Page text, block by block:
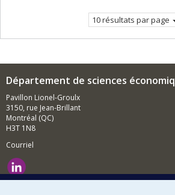
10 résultats par page
Département de sciences
Pavillon Lionel-Groulx
3150, rue Jean-Brillant
Montréal (QC)
H3T 1N8
Courriel